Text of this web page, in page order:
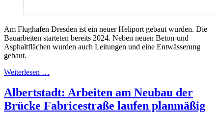
Am Flughafen Dresden ist ein neuer Heliport gebaut wurden. Die
Bauarbeiten starteten bereits 2024. Neben neuen Beton-und
Asphaltflächen wurden auch Leitungen und eine Entwässerung
gebaut.
Weiterlesen …
Albertstadt: Arbeiten am Neubau der
Brücke Fabricestraße laufen planmäßig